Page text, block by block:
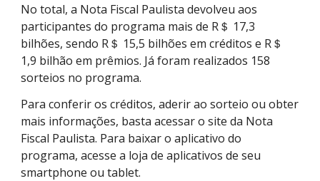
No total, a Nota Fiscal Paulista devolveu aos
participantes do programa mais de R＄ 17,3
bilhões, sendo R＄ 15,5 bilhões em créditos e R＄
1,9 bilhão em prêmios. Já foram realizados 158
sorteios no programa.
Para conferir os créditos, aderir ao sorteio ou obter
mais informações, basta acessar o site da Nota
Fiscal Paulista. Para baixar o aplicativo do
programa, acesse a loja de aplicativos de seu
smartphone ou tablet.